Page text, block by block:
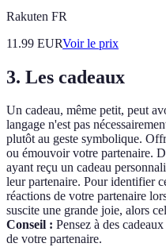
Rakuten FR
11.99 EURVoir le prix
3. Les cadeaux
Un cadeau, même petit, peut
langage n'est pas
plutôt au geste symbolique.
ou émouvoir votre partenaire.
ayant reçu un cadeau
leur partenaire. Pour identifier
réactions de votre partenaire
suscite une grande joie, alors
Conseil : Pensez à des
de votre partenaire.